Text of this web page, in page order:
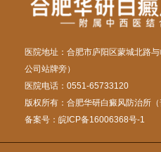
医院地址：合肥市庐阳区蒙城北路
公司站牌旁）
医院电话：0551-65733120
版权所有：合肥华研白癜风防治所（
备案号： 皖ICP备16006368号-1